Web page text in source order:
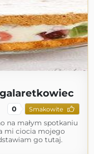
0 Smakowite
na małym spotkaniu
mi ciocia mojego
go tutaj.